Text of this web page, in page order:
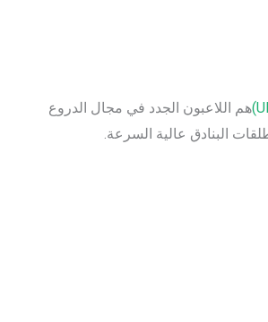
هم اللاعبون الجدد في مجال الدروع
البنادق عالية السرعة.